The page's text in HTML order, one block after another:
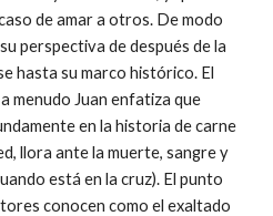
de amar a otros. De modo
perspectiva de después de la
hasta su marco histórico. El
menudo Juan enfatiza que
en la historia de carne
llora ante la muerte, sangre y
está en la cruz). El punto
conocen como el exaltado